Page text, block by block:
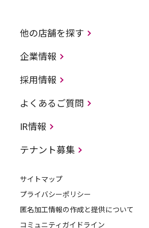
他の店舗を探す
企業情報
採用情報
よくあるご質問
IR情報
テナント募集
サイトマップ
プライバシーポリシー
匿名加工情報の作成と提供について
コミュニティガイドライン